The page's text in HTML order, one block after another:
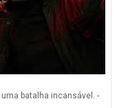
batalha incansável. -